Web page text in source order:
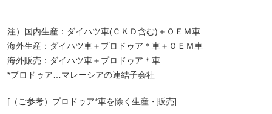
注）国内生産：ダイハツ車(ＣＫＤ含む)＋ＯＥＭ車
海外生産：ダイハツ車＋プロドゥア＊車＋ＯＥＭ車
海外販売：ダイハツ車＋プロドゥア＊車
*プロドゥア…マレーシアの連結子会社
[（ご参考）プロドゥア*車を除く生産・販売]